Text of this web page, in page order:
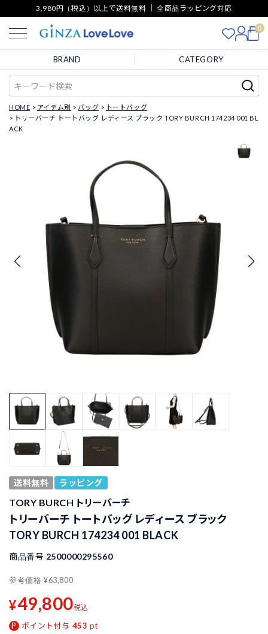
3,980円（税込）以上で送料無料 ｜ 全商品ラッピング対応
0
BRAND CATEGORY
HOME アイテム別 バッグ
トートバッグ
トリーバーチ トートバッグ レディース ブラック TORY BURCH 174234 001 BL
ACK
送料無料 ラッピング
TORY BURCH トリーバーチ
トリーバーチ トートバッグ レディース ブラック
TORY BURCH 174234 001 BLACK
商品番号 2500000295560
参考価格 ¥63,800
¥49,800税込
ポイント付与 453 pt